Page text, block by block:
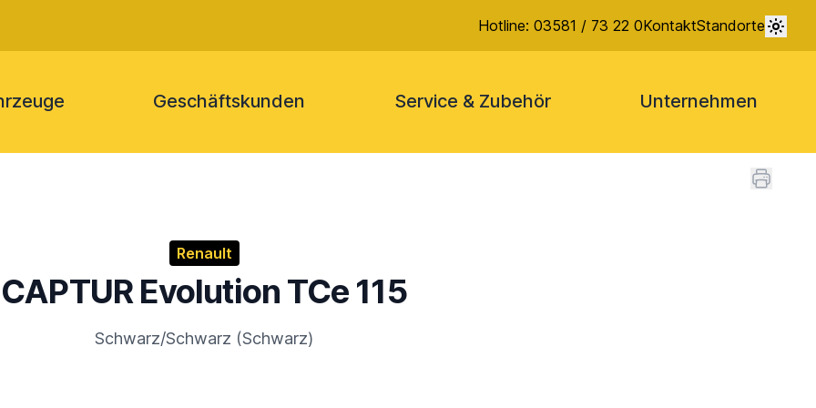
Hotline: 03581 / 73 22 0KontaktStandorte
Geschäftskunden Service & Zubehör Unternehmen
Renault
CAPTUR Evolution TCe 115
Schwarz/Schwarz (Schwarz)